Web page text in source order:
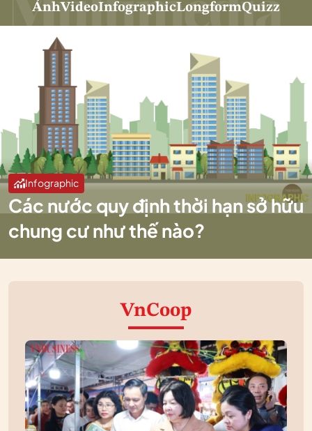
ẢnhVideoInfographicLongformQuizz
Infographic
Các nước quy định thời hạn sở hữu
chung cư như thế nào?
VnCoop